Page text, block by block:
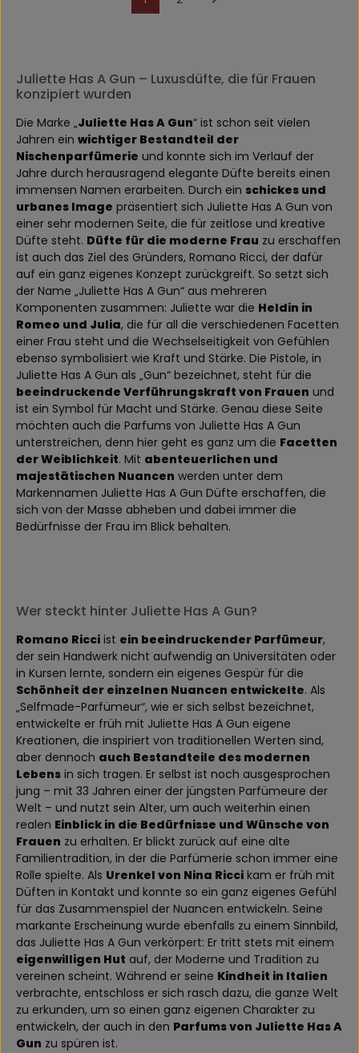
Seite Seite
Juliette Has A Gun – Luxusdüfte, die für Frauen
konzipiert wurden
Die Marke „Juliette Has A Gun“ ist schon seit vielen
Jahren ein wichtiger Bestandteil der
Nischenparfümerie und konnte sich im Verlauf der
Jahre durch herausragend elegante Düfte bereits einen
immensen Namen erarbeiten. Durch ein schickes und
urbanes Image präsentiert sich Juliette Has A Gun von
einer sehr modernen Seite, die für zeitlose und kreative
Düfte steht. Düfte für die moderne Frau zu erschaffen
ist auch das Ziel des Gründers, Romano Ricci, der dafür
auf ein ganz eigenes Konzept zurückgreift. So setzt sich
der Name „Juliette Has A Gun“ aus mehreren
Komponenten zusammen: Juliette war die Heldin in
Romeo und Julia, die für all die verschiedenen Facetten
einer Frau steht und die Wechselseitigkeit von Gefühlen
ebenso symbolisiert wie Kraft und Stärke. Die Pistole, in
Juliette Has A Gun als „Gun“ bezeichnet, steht für die
beeindruckende Verführungskraft von Frauen und
ist ein Symbol für Macht und Stärke. Genau diese Seite
möchten auch die Parfums von Juliette Has A Gun
unterstreichen, denn hier geht es ganz um die Facetten
der Weiblichkeit. Mit abenteuerlichen und
majestätischen Nuancen werden unter dem
Markennamen Juliette Has A Gun Düfte erschaffen, die
sich von der Masse abheben und dabei immer die
Bedürfnisse der Frau im Blick behalten.
Wer steckt hinter Juliette Has A Gun?
Romano Ricci ist ein beeindruckender Parfümeur,
der sein Handwerk nicht aufwendig an Universitäten oder
in Kursen lernte, sondern ein eigenes Gespür für die
Schönheit der einzelnen Nuancen entwickelte. Als
„Selfmade-Parfümeur“, wie er sich selbst bezeichnet,
entwickelte er früh mit Juliette Has A Gun eigene
Kreationen, die inspiriert von traditionellen Werten sind,
aber dennoch auch Bestandteile des modernen
Lebens in sich tragen. Er selbst ist noch ausgesprochen
jung – mit 33 Jahren einer der jüngsten Parfümeure der
Welt – und nutzt sein Alter, um auch weiterhin einen
realen Einblick in die Bedürfnisse und Wünsche von
Frauen zu erhalten. Er blickt zurück auf eine alte
Familientradition, in der die Parfümerie schon immer eine
Rolle spielte. Als Urenkel von Nina Ricci kam er früh mit
Düften in Kontakt und konnte so ein ganz eigenes Gefühl
für das Zusammenspiel der Nuancen entwickeln. Seine
markante Erscheinung wurde ebenfalls zu einem Sinnbild,
das Juliette Has A Gun verkörpert: Er tritt stets mit einem
eigenwilligen Hut auf, der Moderne und Tradition zu
vereinen scheint. Während er seine Kindheit in Italien
verbrachte, entschloss er sich rasch dazu, die ganze Welt
zu erkunden, um so einen ganz eigenen Charakter zu
entwickeln, der auch in den Parfums von Juliette Has A
Gun zu spüren ist.